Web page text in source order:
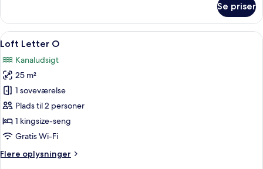
Letter
B
Se priser
Indlæs
alle
billeder
af
Loft
Letter
O
En rund seng med metalgelænder,
9
Loft Letter O
Kanaludsigt
25 m²
1 soveværelse
Plads til 2 personer
1 kingsize-seng
Gratis Wi-Fi
Flere oplysninger
Flere